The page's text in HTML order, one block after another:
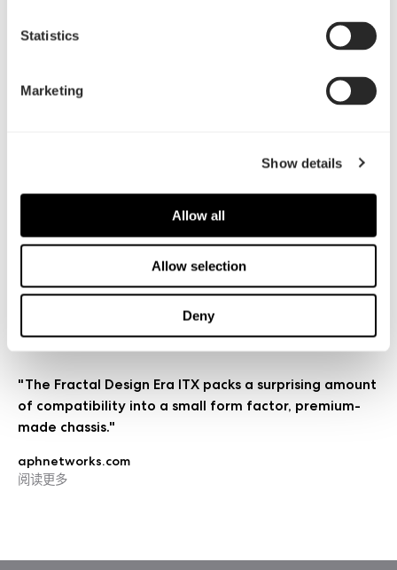
Statistics
Marketing
Show details
Allow all
Allow selection
Deny
"The design is more flexible, than many ITX offerings,
and ATX sized power supplies, an uncommon feature
"[E]very facet of the case is just another new thing to
appreciate and in that, I am thankful that Fractal
invested the time and effort to create such a
"The Fractal Design Era ITX packs a surprising amount
of compatibility into a small form factor, premium-
made chassis."
aphnetworks.com
阅读更多